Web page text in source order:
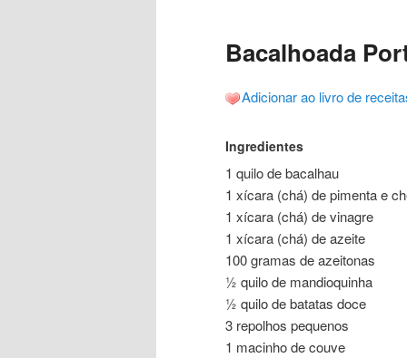
Bacalhoada
Adicionar ao livro de
Ingredientes
1 quilo de bacalhau
1 xícara (chá) de pimenta e
1 xícara (chá) de vinagre
1 xícara (chá) de azeite
100 gramas de azeitonas
½ quilo de mandioquinha
½ quilo de batatas doce
3 repolhos pequenos
1 macinho de couve